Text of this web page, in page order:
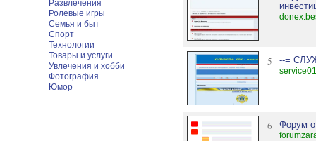
Развлечения
Ролевые игры
Семья и быт
Спорт
Технологии
Товары и услуги
Увлечения и хобби
Фотография
Юмор
5 --=
6 Форум о